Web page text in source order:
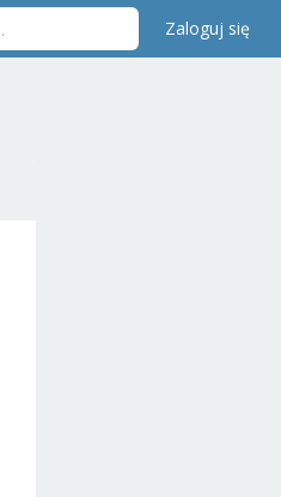
Zaloguj się